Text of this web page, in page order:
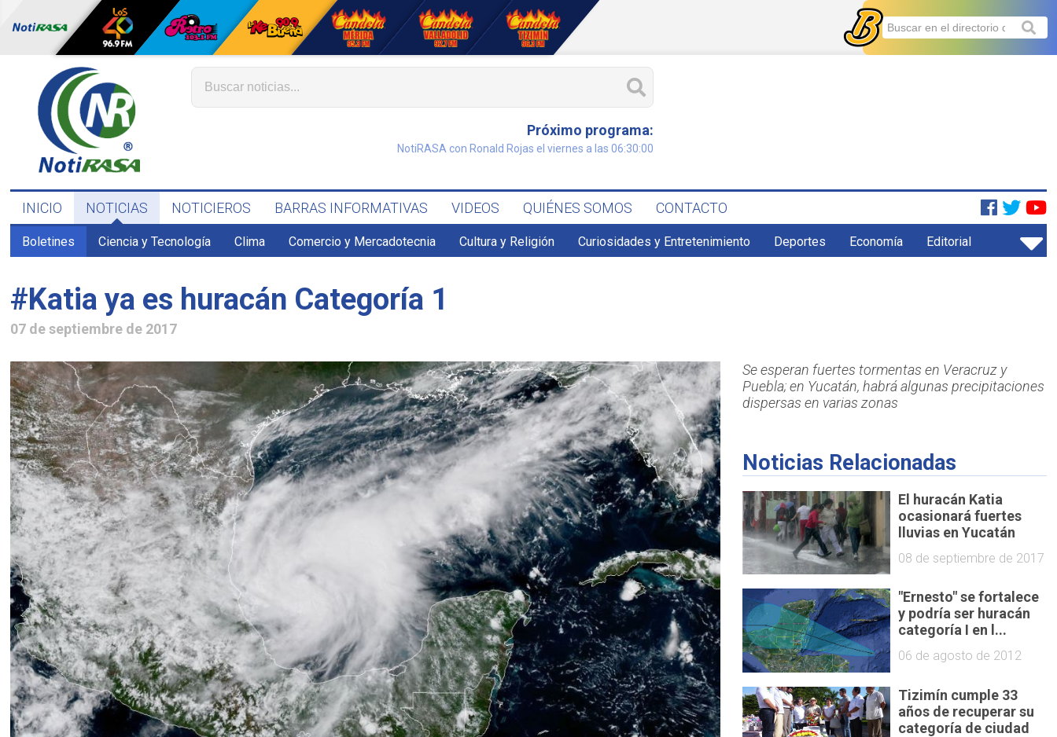
Próximo programa:
NotiRASA con Ronald Rojas el viernes a las 06:30:00
INICIO NOTICIAS NOTICIEROS BARRAS INFORMATIVAS VIDEOS QUIÉNES SOMOS CONTACTO
Boletines Ciencia y Tecnología Clima Comercio y Mercadotecnia Cultura y Religión Curiosidades y Entretenimiento Deportes Economía Editorial
#Katia ya es huracán Categoría 1
07 de septiembre de 2017
Se esperan fuertes tormentas en Veracruz y
Puebla; en Yucatán, habrá algunas precipitaciones
dispersas en varias zonas
Noticias Relacionadas
El huracán Katia
ocasionará fuertes
lluvias en Yucatán
08 de septiembre de 2017
"Ernesto" se fortalece
y podría ser huracán
categoría I en l...
06 de agosto de 2012
Tizimín cumple 33
años de recuperar su
categoría de ciudad